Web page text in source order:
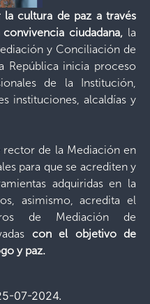
la cultura de paz a través
ciudadana,la
y Conciliación de
República inicia proceso
de la Institución,
instituciones, alcaldías y
rector de la Mediación en
para que se acrediten y
adquiridas en la
asimismo, acredita el
de Mediación de
con el objetivo de
y paz.
07-2024.